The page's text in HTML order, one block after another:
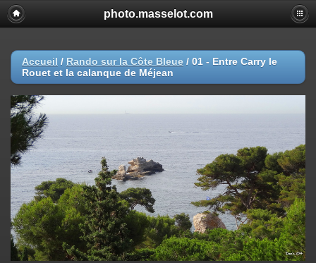
photo.masselot.com
Accueil / Rando sur la Côte Bleue / 01 - Entre Carry le
Rouet et la calanque de Méjean